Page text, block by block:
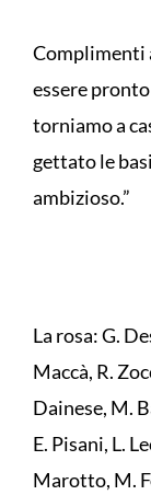
Complimenti
essere
torniamo a
gettato le
ambizioso.”
La rosa: G.
Maccà, R.
Dainese, M.
E. Pisani, L.
Marotto, M.